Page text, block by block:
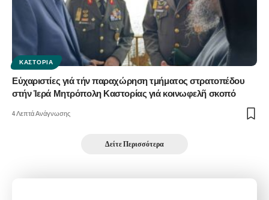
ΚΑΣΤΟΡΙΆ
Εὐχαριστίες γιά τήν παραχώρηση τμήματος στρατοπέδου
στήν Ἱερά Μητρόπολη Καστορίας γιά κοινωφελῆ σκοπό
4 Λεπτά Ανάγνωσης
Δείτε Περισσότερα